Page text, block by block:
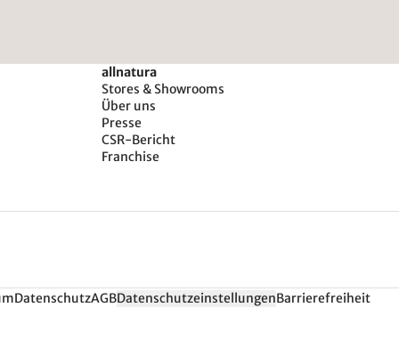
allnatura
Stores & Showrooms
Über uns
Presse
CSR-Bericht
Franchise
DatenschutzAGBDatenschutzeinstellungenBarrierefreiheit